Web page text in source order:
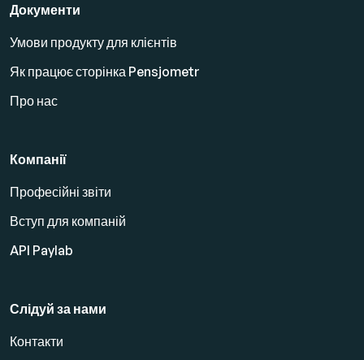
Документи
Умови продукту для клієнтів
Як працює сторінка Pensjometr
Про нас
Компанії
Професійні звіти
Вступ для компаній
API Paylab
Слідуй за нами
Контакти